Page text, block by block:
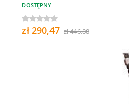
DOSTĘPNY
zł 290,47 zł 446,88